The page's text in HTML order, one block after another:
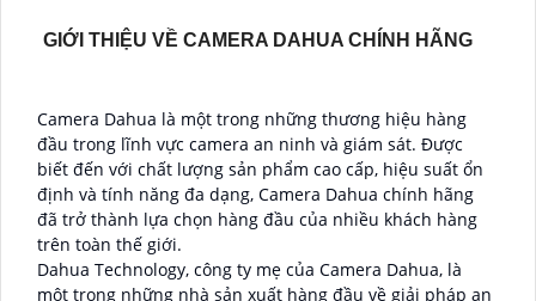
GIỚI THIỆU VỀ CAMERA DAHUA CHÍNH HÃNG
Camera Dahua là một trong những thương hiệu hàng
đầu trong lĩnh vực camera an ninh và giám sát. Được
biết đến với chất lượng sản phẩm cao cấp, hiệu suất ổn
định và tính năng đa dạng, Camera Dahua chính hãng
đã trở thành lựa chọn hàng đầu của nhiều khách hàng
trên toàn thế giới.
Dahua Technology, công ty mẹ của Camera Dahua, là
một trong những nhà sản xuất hàng đầu về giải pháp an